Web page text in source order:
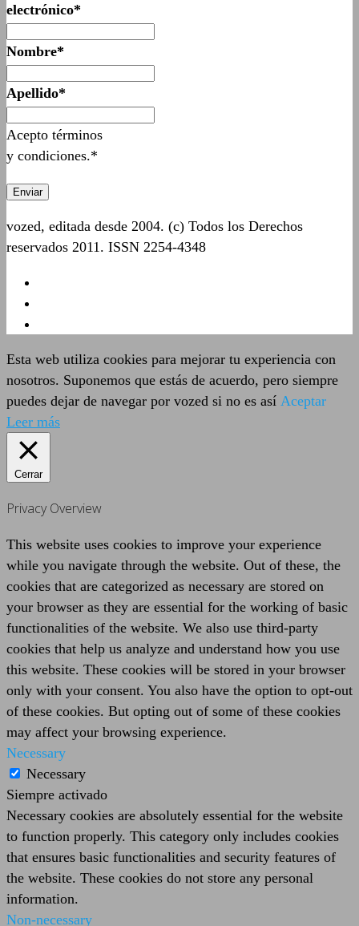
electrónico*
Nombre*
Apellido*
Acepto términos
y condiciones.*
vozed, editada desde 2004. (c) Todos los Derechos
reservados 2011. ISSN 2254-4348
Esta web utiliza cookies para mejorar tu experiencia con
nosotros. Suponemos que estás de acuerdo, pero siempre
puedes dejar de navegar por vozed si no es así Aceptar
Leer más
Cerrar
Privacy Overview
This website uses cookies to improve your experience
while you navigate through the website. Out of these, the
cookies that are categorized as necessary are stored on
your browser as they are essential for the working of basic
functionalities of the website. We also use third-party
cookies that help us analyze and understand how you use
this website. These cookies will be stored in your browser
only with your consent. You also have the option to opt-out
of these cookies. But opting out of some of these cookies
may affect your browsing experience.
Necessary
Necessary
Siempre activado
Necessary cookies are absolutely essential for the website
to function properly. This category only includes cookies
that ensures basic functionalities and security features of
the website. These cookies do not store any personal
information.
Non-necessary